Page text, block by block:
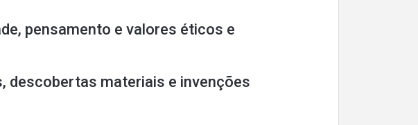
pensamento e valores éticos e
descobertas materiais e invenções